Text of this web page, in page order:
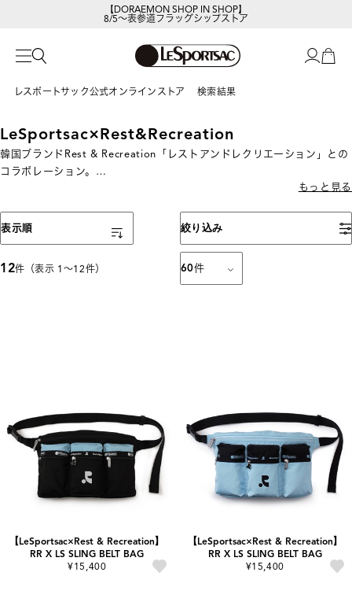
【DORAEMON SHOP IN SHOP】
8/5～表参道フラッグシップストア
レスポートサック公式オンラインストア 検索結果
LeSportsac×Rest&Recreation
韓国ブランドRest & Recreation「レストアンドレクリエーション」との
コラボレーション。
バッグパック、ボディバッグ、ポーチなど全５アイテムの日常の外出から
ションです。
もっと見る
絞り込み
12件（表示 1〜12件） 60件
表示順
【LeSportsac×Rest & Recreation】
RR X LS SLING BELT BAG
¥15,400
【LeSportsac×Rest & Recreation】
RR X LS SLING BELT BAG
¥15,400